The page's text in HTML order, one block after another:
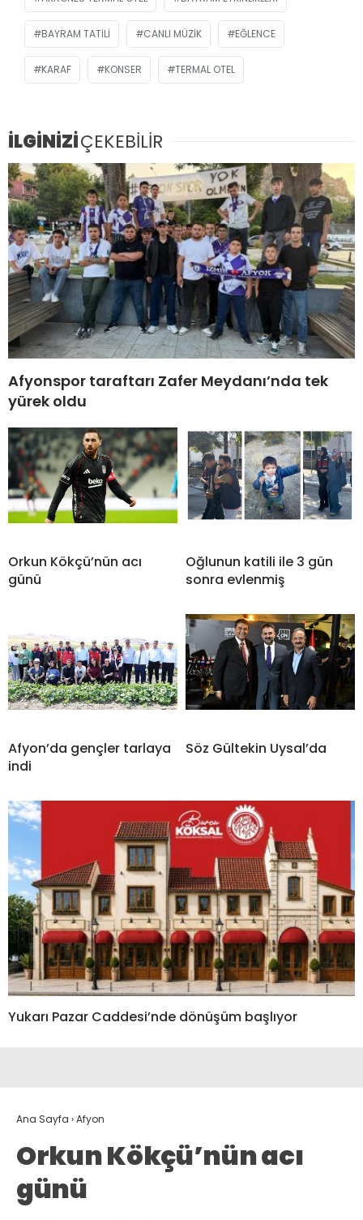
BAYRAM TATILI CANLI MÜZIK EĞLENCE
KARAF KONSER TERMAL OTEL
İLGİNİZİÇEKEBİLİR
Afyonspor taraftarı Zafer Meydanı’nda tek
yürek oldu
Orkun Kökçü’nün acı
günü
Oğlunun katili ile 3 gün
sonra evlenmiş
Afyon’da gençler tarlaya
indi
Söz Gültekin Uysal’da
Yukarı Pazar Caddesi’nde dönüşüm başlıyor
Ana Sayfa ›Afyon
Orkun Kökçü’nün acı
günü